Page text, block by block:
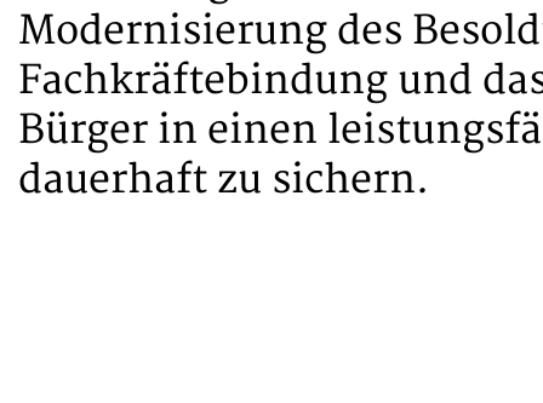
Modernisierung des
Fachkräftebindung und
Bürger in einen
dauerhaft zu sichern.